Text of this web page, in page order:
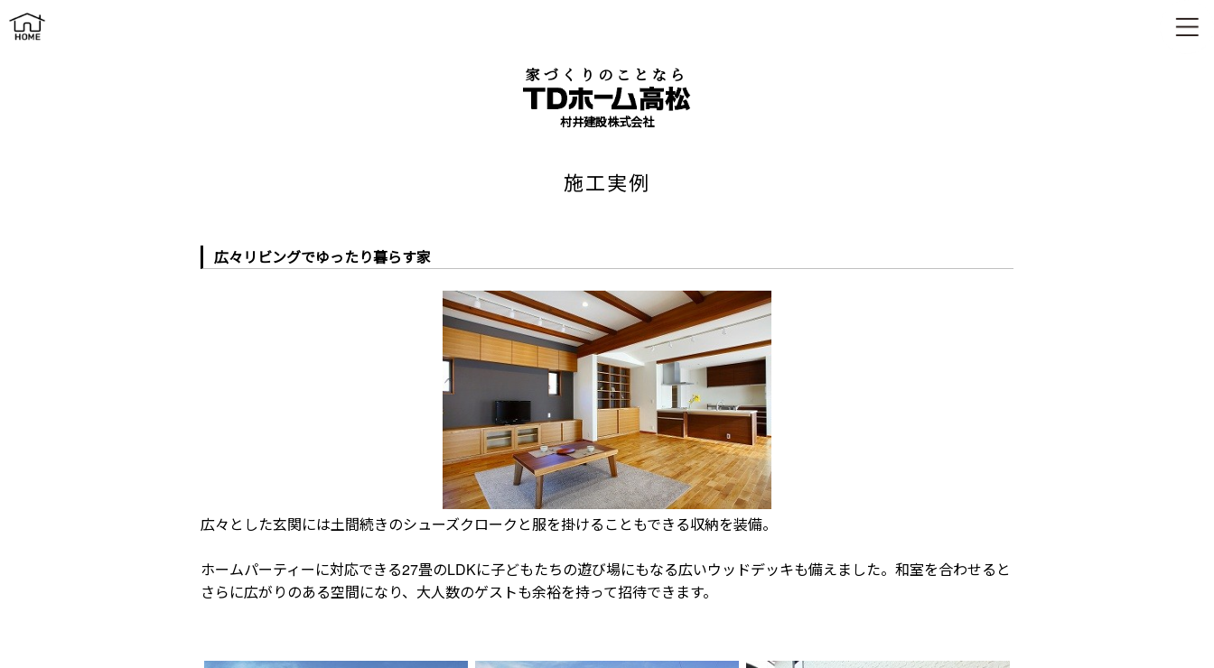
家づくりのことなら
村井建設株式会社
施工実例
広々リビングでゆったり暮らす家
広々とした玄関には土間続きのシューズクロークと服を掛けることもできる収納を装備。
ホームパーティーに対応できる27畳のLDKに子どもたちの遊び場にもなる広いウッドデッキも備えました。和室を合わせると
さらに広がりのある空間になり、大人数のゲストも余裕を持って招待できます。